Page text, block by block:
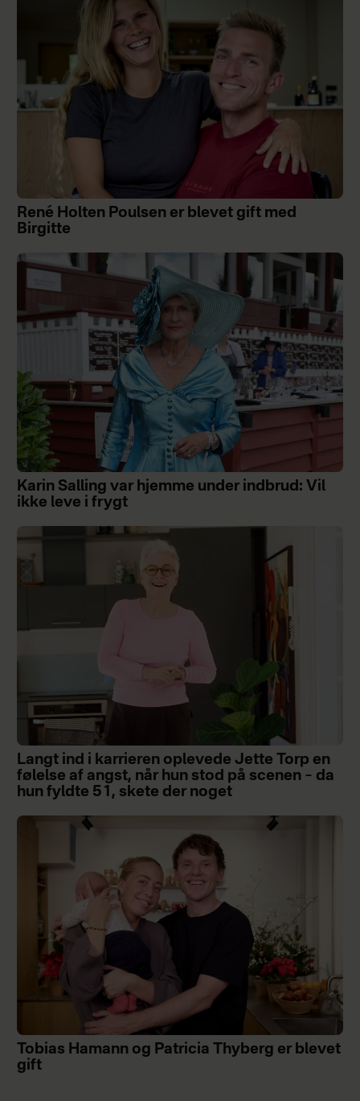
René Holten Poulsen er blevet gift med
Birgitte
Karin Salling var hjemme under indbrud: Vil
ikke leve i frygt
Langt ind i karrieren oplevede Jette Torp en
følelse af angst, når hun stod på scenen – da
hun fyldte 51, skete der noget
Tobias Hamann og Patricia Thyberg er blevet
gift